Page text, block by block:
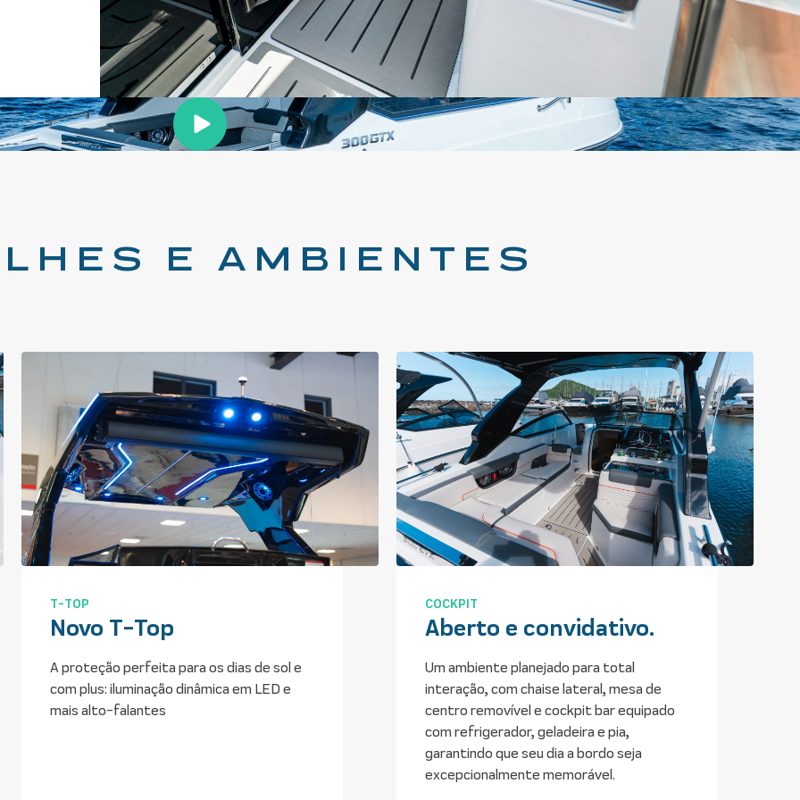
E AMBIENTES
COCKPIT
Aberto e convidativo.
Um ambiente planejado para total
interação, com chaise lateral, mesa de
centro removível e cockpit bar equipado
PROA
Navegação versátil.
Sinta o vento no rosto a bordo da Focker
300 GTX com sua proa rebaixada
acessível. Apresenta console de som,
amplo corrimão e uma passagem
projetada com elevado nível de segurança.